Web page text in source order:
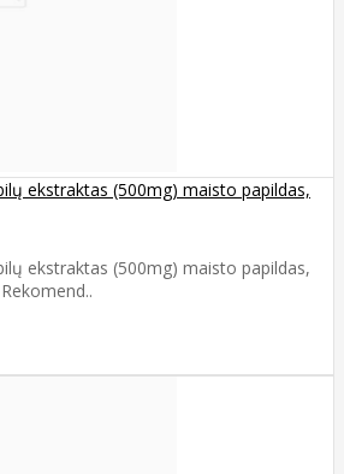
ekstraktas (500mg) maisto papildas,
ekstraktas (500mg) maisto papildas,